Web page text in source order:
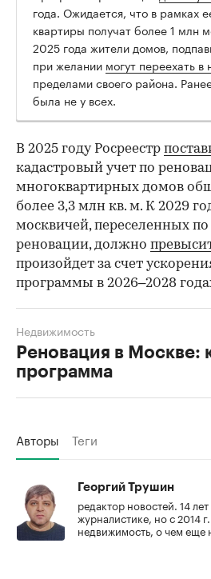
года. Ожидается, что в рамках
квартиры получат более 1 млн
2025 года жители домов,
при желании могут переехать в
пределами своего района.
была не у всех.
В 2025 году Росреестр
кадастровый учет по
многоквартирных домов
более 3,3 млн кв. м. К 2029
москвичей, переселенных
реновации, должно
произойдет за счет
программы в 2026–2028
Реновация в Москве:
программа
Недвижимость
Авторы Теги
Георгий Трушин
редактор новостей. 14
журналистике, но с 2014
недвижимость, о чем еще